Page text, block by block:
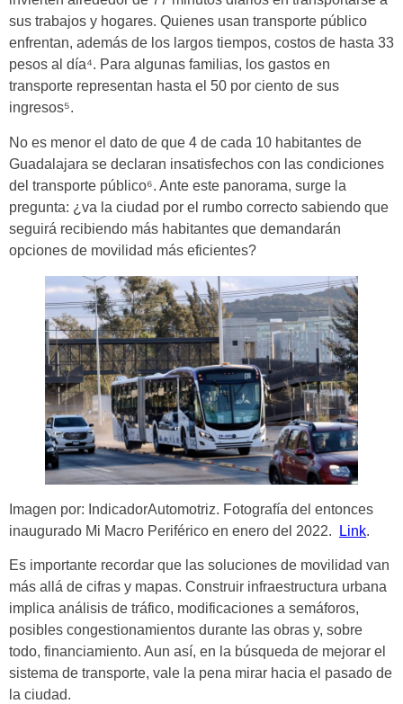
sus trabajos y hogares. Quienes usan transporte público
enfrentan, además de los largos tiempos, costos de hasta 33
pesos al día⁴. Para algunas familias, los gastos en
transporte representan hasta el 50 por ciento de sus
ingresos⁵.
No es menor el dato de que 4 de cada 10 habitantes de
Guadalajara se declaran insatisfechos con las condiciones
del transporte público⁶. Ante este panorama, surge la
pregunta: ¿va la ciudad por el rumbo correcto sabiendo que
seguirá recibiendo más habitantes que demandarán
opciones de movilidad más eficientes?
Imagen por: IndicadorAutomotriz. Fotografía del entonces
inaugurado Mi Macro Periférico en enero del 2022.
Link.
Es importante recordar que las soluciones de movilidad van
más allá de cifras y mapas. Construir infraestructura urbana
implica análisis de tráfico, modificaciones a semáforos,
posibles congestionamientos durante las obras y, sobre
todo, financiamiento. Aun así, en la búsqueda de mejorar el
sistema de transporte, vale la pena mirar hacia el pasado de
la ciudad.